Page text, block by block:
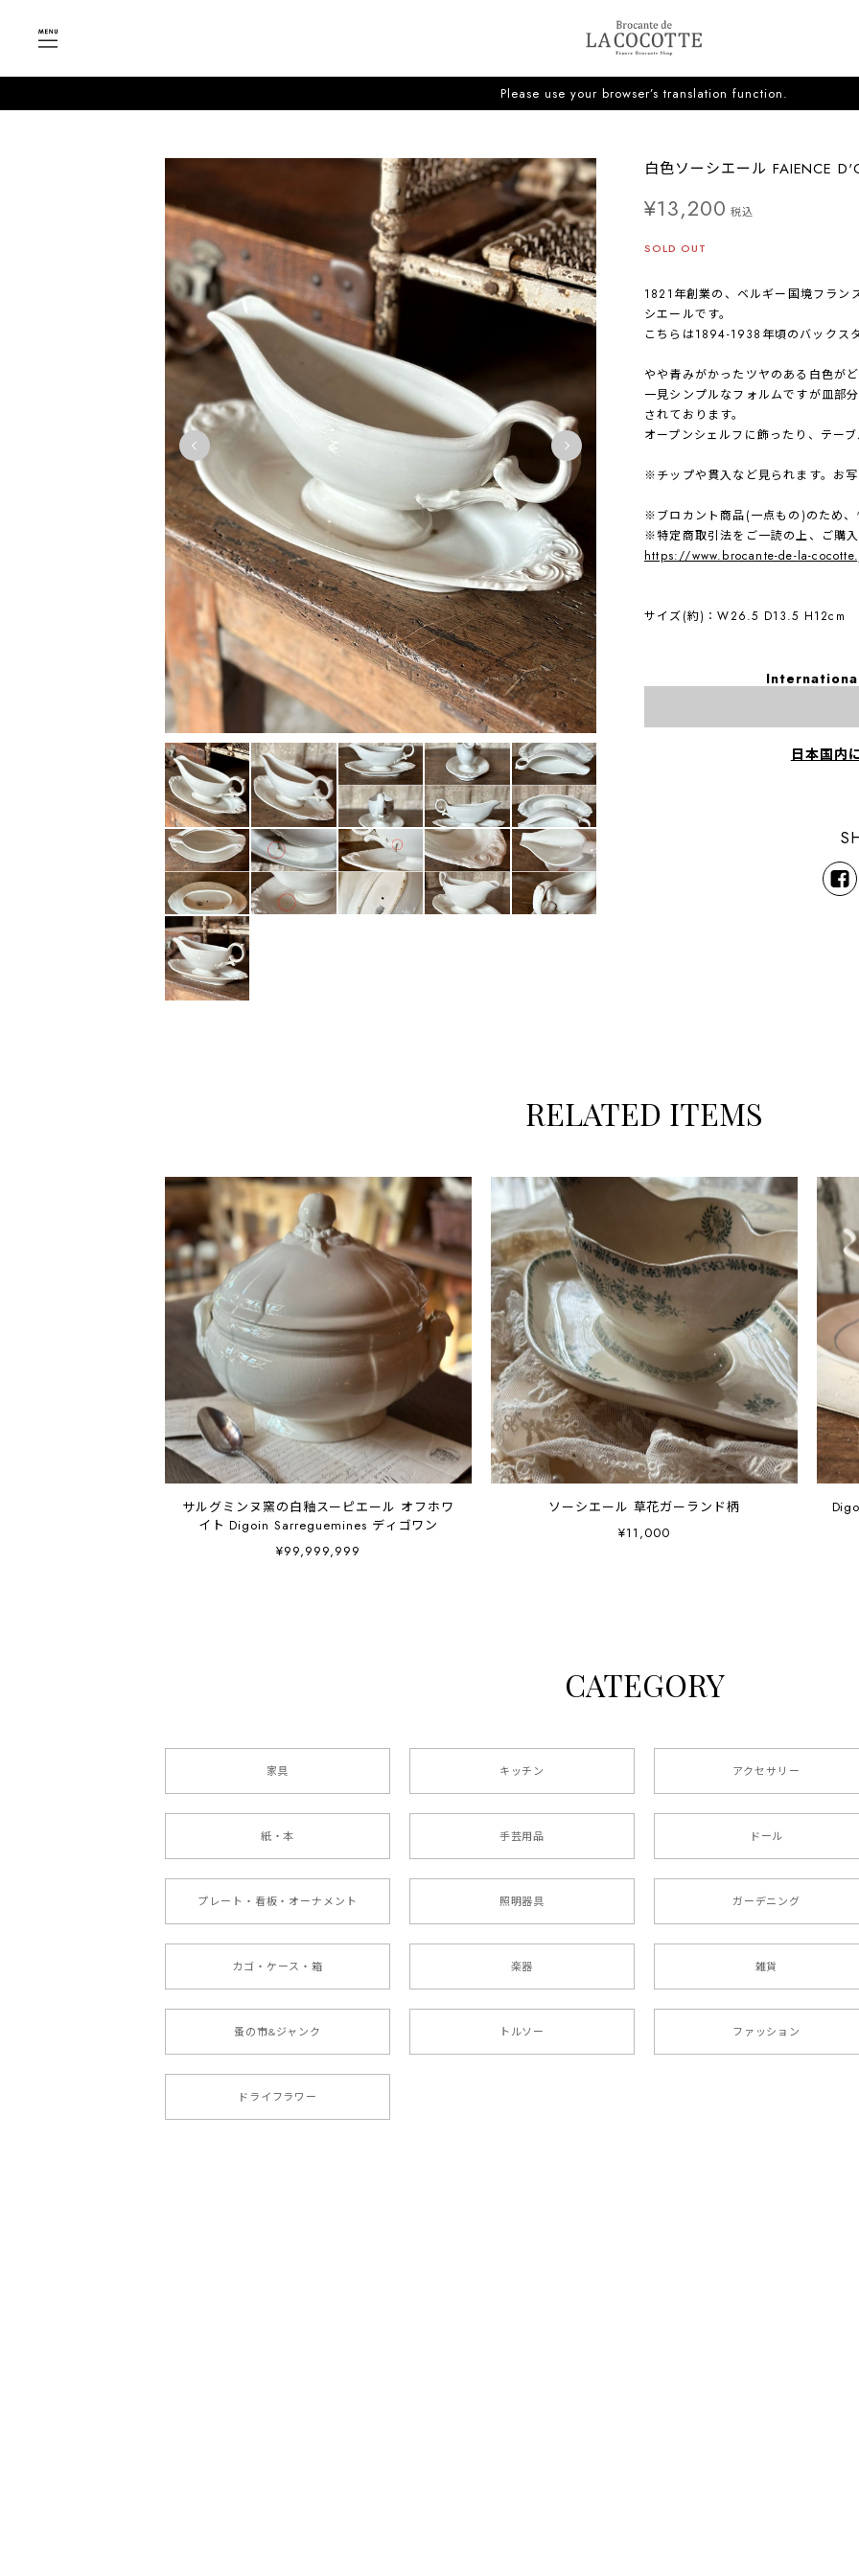
Please use your browser’s translation function.
白色ソーシエール FAIENCE
¥13,200 税込
SOLD OUT
1821年創業の、ベルギー国境フラン
シエールです。
こちらは1894-1938年頃のバックス
やや青みがかったツヤのある白色が
一見シンプルなフォルムですが皿部
されております。
オープンシェルフに飾ったり、テー
※チップや貫入など見られます。お
※ブロカント商品(一点もの)のため
※特定商取引法をご一読の上、ご購
https://www.brocante-de-la-
サイズ(約)：W26.5 D13.5 H12cm
日本国内
RELATED ITEMS
サルグミンヌ窯の白釉スーピエール オフホワ
イト Digoin Sarreguemines ディゴワン
¥99,999,999
ソーシエール 草花ガーランド柄
¥11,000
CATEGORY
家具 キッチン アクセサリー
紙・本 手芸用品 ドール
プレート・看板・オーナメント 照明器具 ガーデニング
カゴ・ケース・箱 楽器 雑貨
蚤の市&ジャンク トルソー ファッション
ドライフラワー